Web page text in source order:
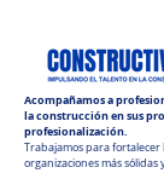
Acompañamos a
la construcción en sus
profesionalización.
Trabajamos para
organizaciones más sólidas